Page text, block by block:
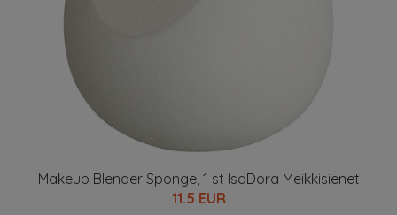
Makeup Blender Sponge, 1 st IsaDora Meikkisienet
11.5 EUR